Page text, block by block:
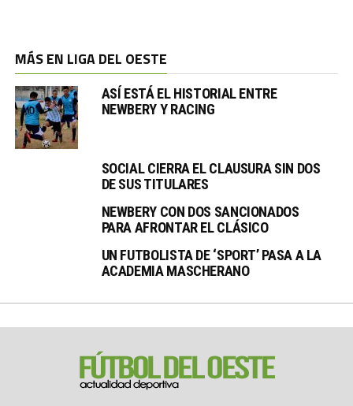
MÁS EN LIGA DEL OESTE
ASÍ ESTÁ EL HISTORIAL ENTRE
NEWBERY Y RACING
SOCIAL CIERRA EL CLAUSURA SIN DOS
DE SUS TITULARES
NEWBERY CON DOS SANCIONADOS
PARA AFRONTAR EL CLÁSICO
UN FUTBOLISTA DE ‘SPORT’ PASA A LA
ACADEMIA MASCHERANO